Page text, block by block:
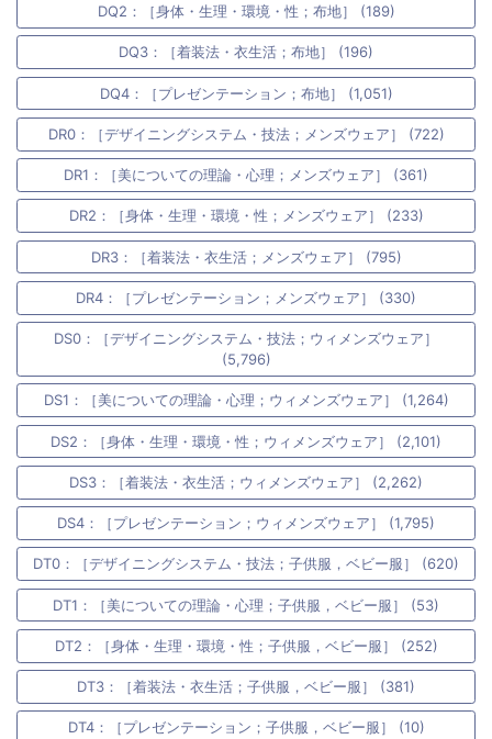
DQ2：［身体・生理・環境・性；布地］ (189)
DQ3：［着装法・衣生活；布地］ (196)
DQ4：［プレゼンテーション；布地］ (1,051)
DR0：［デザイニングシステム・技法；メンズウェア］ (722)
DR1：［美についての理論・心理；メンズウェア］ (361)
DR2：［身体・生理・環境・性；メンズウェア］ (233)
DR3：［着装法・衣生活；メンズウェア］ (795)
DR4：［プレゼンテーション；メンズウェア］ (330)
DS0：［デザイニングシステム・技法；ウィメンズウェア］
(5,796)
DS1：［美についての理論・心理；ウィメンズウェア］ (1,264)
DS2：［身体・生理・環境・性；ウィメンズウェア］ (2,101)
DS3：［着装法・衣生活；ウィメンズウェア］ (2,262)
DS4：［プレゼンテーション；ウィメンズウェア］ (1,795)
DT0：［デザイニングシステム・技法；子供服，ベビー服］ (620)
DT1：［美についての理論・心理；子供服，ベビー服］ (53)
DT2：［身体・生理・環境・性；子供服，ベビー服］ (252)
DT3：［着装法・衣生活；子供服，ベビー服］ (381)
DT4：［プレゼンテーション；子供服，ベビー服］ (10)